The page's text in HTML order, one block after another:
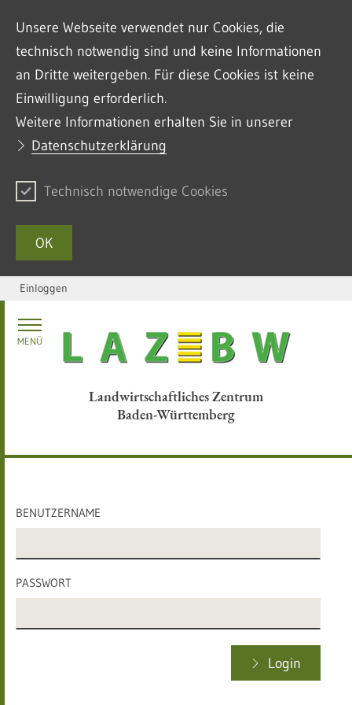
Unsere Webseite verwendet nur Cookies, die
technisch notwendig sind und keine Informationen
an Dritte weitergeben. Für diese Cookies ist keine
Einwilligung erforderlich.
Weitere Informationen erhalten Sie in unserer
Datenschutzerklärung
Technisch notwendige Cookies
OK
Zum Inhalt springen
Einloggen
Landwirtschaftliches Zentrum
Baden-Württemberg
MENÜ
BENUTZERNAME
PASSWORT
Login